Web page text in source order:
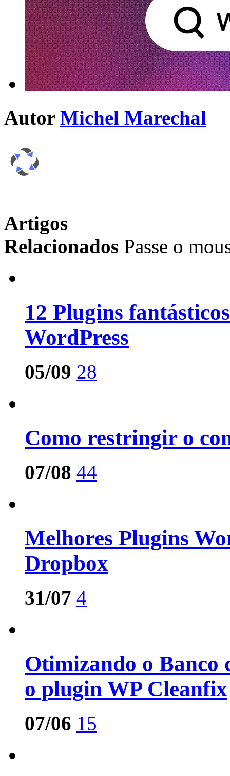
Autor Michel Marechal
Artigos
Relacionados Passe o
12 Plugins
WordPress
05/09 28
Como restringir o
07/08 44
Melhores Plugins
Dropbox
31/07 4
Otimizando o Banco
o plugin WP Cleanfix
07/06 15